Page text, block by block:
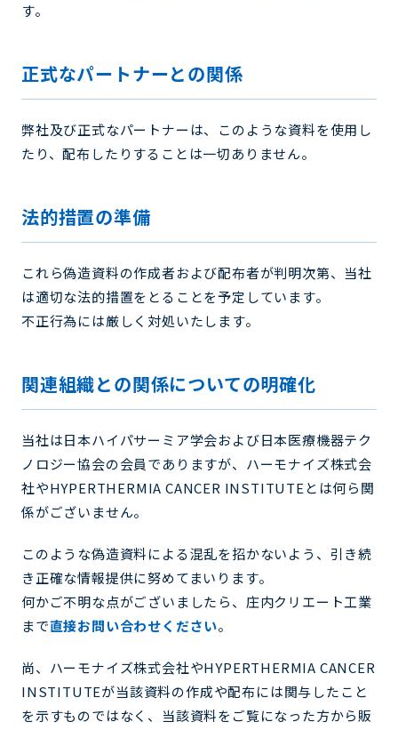
す。
正式なパートナーとの関係
弊社及び正式なパートナーは、このような資料を使用し
たり、配布したりすることは一切ありません。
法的措置の準備
これら偽造資料の作成者および配布者が判明次第、当社
は適切な法的措置をとることを予定しています。
不正行為には厳しく対処いたします。
関連組織との関係についての明確化
当社は日本ハイパサーミア学会および日本医療機器テク
ノロジー協会の会員でありますが、ハーモナイズ株式会
社やHYPERTHERMIA CANCER INSTITUTEとは何ら関
係がございません。
このような偽造資料による混乱を招かないよう、引き続
き正確な情報提供に努めてまいります。
何かご不明な点がございましたら、庄内クリエート工業
まで直接お問い合わせください。
尚、ハーモナイズ株式会社やHYPERTHERMIA CANCER
INSTITUTEが当該資料の作成や配布には関与したこと
を示すものではなく、当該資料をご覧になった方から販